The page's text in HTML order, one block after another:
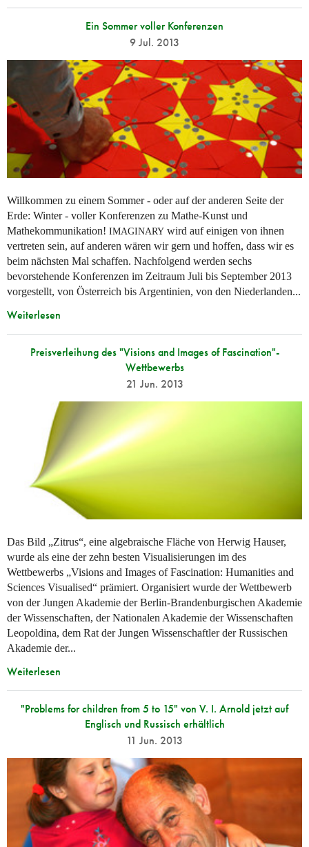
Ein Sommer voller Konferenzen
9 Jul. 2013
Willkommen zu einem Sommer - oder auf der anderen Seite der
Erde: Winter - voller Konferenzen zu Mathe-Kunst und
Mathekommunikation! IMAGINARY wird auf einigen von ihnen
vertreten sein, auf anderen wären wir gern und hoffen, dass wir es
beim nächsten Mal schaffen. Nachfolgend werden sechs
bevorstehende Konferenzen im Zeitraum Juli bis September 2013
vorgestellt, von Österreich bis Argentinien, von den Niederlanden...
Weiterlesen
Preisverleihung des "Visions and Images of Fascination"-
Wettbewerbs
21 Jun. 2013
Das Bild „Zitrus“, eine algebraische Fläche von Herwig Hauser,
wurde als eine der zehn besten Visualisierungen im des
Wettbewerbs „Visions and Images of Fascination: Humanities and
Sciences Visualised“ prämiert. Organisiert wurde der Wettbewerb
von der Jungen Akademie der Berlin-Brandenburgischen Akademie
der Wissenschaften, der Nationalen Akademie der Wissenschaften
Leopoldina, dem Rat der Jungen Wissenschaftler der Russischen
Akademie der...
Weiterlesen
"Problems for children from 5 to 15" von V. I. Arnold jetzt auf
Englisch und Russisch erhältlich
11 Jun. 2013